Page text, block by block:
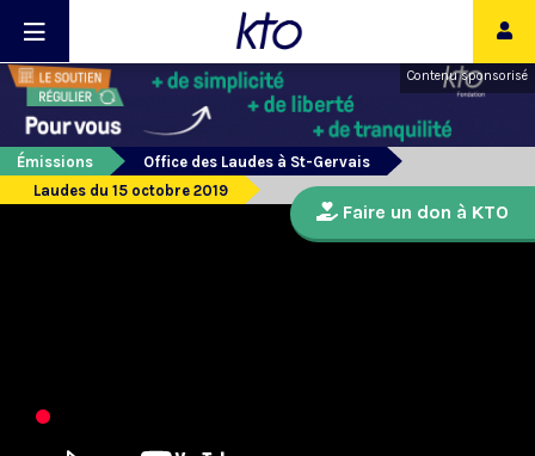
Contenu sponsorisé
Émissions
Office des Laudes à St-Gervais
Laudes du 15 octobre 2019
Faire un don à KTO